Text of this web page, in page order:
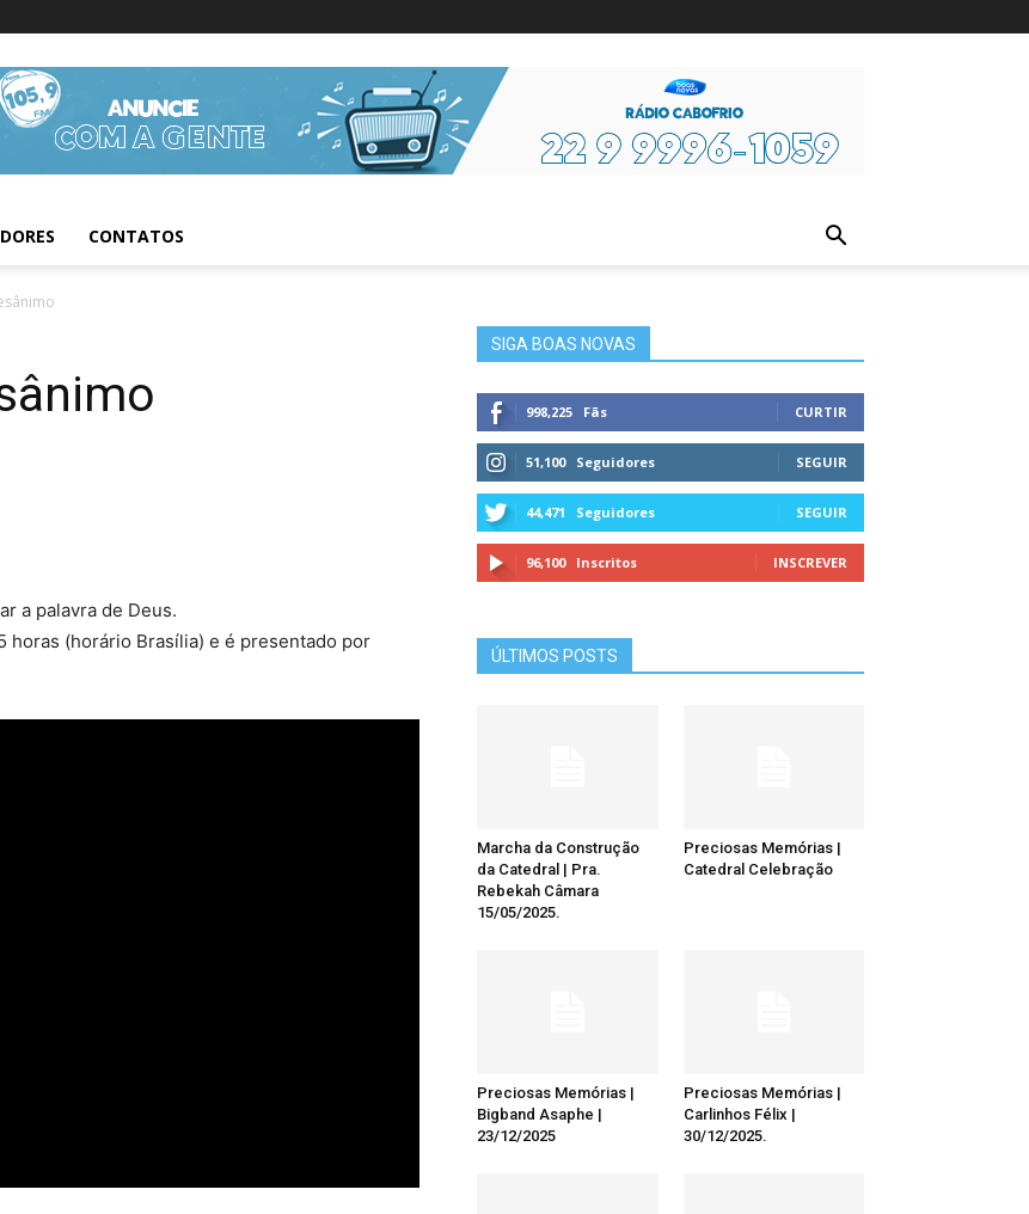
Informações da Figura
CONTATOS
a palavra de Deus.
horas (horário Brasília) e é presentado por
SIGA BOAS NOVAS
998,225 Fãs CURTIR
51,100 Seguidores SEGUIR
44,471 Seguidores SEGUIR
96,100 Inscritos INSCREVER
ÚLTIMOS POSTS
Marcha da Construção
da Catedral | Pra.
Rebekah Câmara
15/05/2025.
Preciosas Memórias |
Catedral Celebração
Preciosas Memórias |
Bigband Asaphe |
23/12/2025
Preciosas Memórias |
Carlinhos Félix |
30/12/2025.